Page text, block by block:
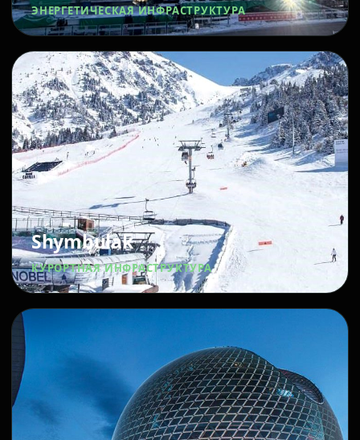
ЭНЕРГЕТИЧЕСКАЯ ИНФРАСТРУКТУРА
Shymbulak
КУРОРТНАЯ ИНФРАСТРУКТУРА